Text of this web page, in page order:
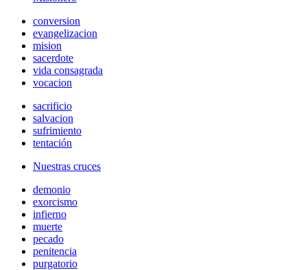
conversion
evangelizacion
mision
sacerdote
vida consagrada
vocacion
sacrificio
salvacion
sufrimiento
tentación
Nuestras cruces
demonio
exorcismo
infierno
muerte
pecado
penitencia
purgatorio